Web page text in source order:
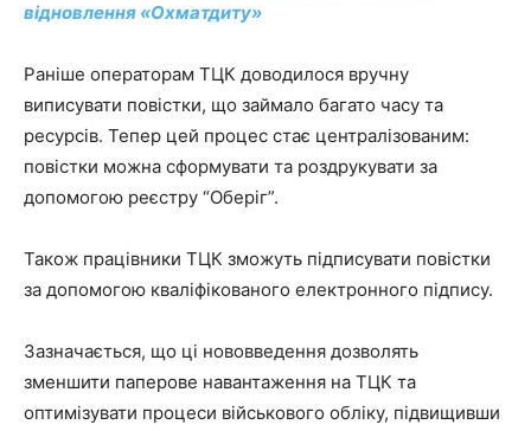
відновлення «Охматдиту»
Раніше операторам ТЦК доводилося вручну
виписувати повістки, що займало багато часу та
ресурсів. Тепер цей процес стає централізованим:
повістки можна сформувати та роздрукувати за
допомогою реєстру “Оберіг”.
Також працівники ТЦК зможуть підписувати повістки
за допомогою кваліфікованого електронного підпису.
Зазначається, що ці нововведення дозволять
зменшити паперове навантаження на ТЦК та
оптимізувати процеси військового обліку, підвищивши